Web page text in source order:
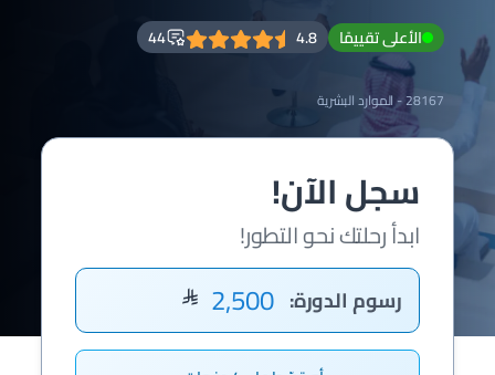
الأعلى تقييمًا 4.8
44
28167 - الموارد البشرية
سجل الآن!
ابدأ رحلتك نحو التطور!
رسوم الدورة: 2,500